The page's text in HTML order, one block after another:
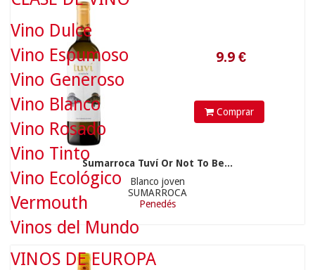
Comprar
Sumarroca Tuví Or Not To Be...
Blanco joven
SUMARROCA
Penedés
Vino Dulce
Vino Espumoso
Vino Generoso
Vino Blanco
Vino Rosado
Vino Tinto
Vino Ecológico
Vermouth
Vinos del Mundo
VINOS DE EUROPA